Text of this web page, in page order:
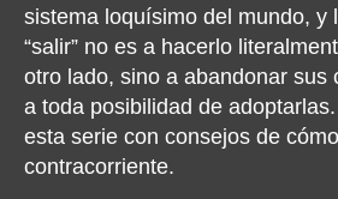
sistema loquísimo del mundo, y
“salir” no es a hacerlo
otro lado, sino a abandonar sus
a toda posibilidad de
esta serie con consejos de
contracorriente.